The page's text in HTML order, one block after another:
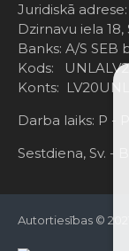
Juridiskā adrese:
Dzirnavu iela
Banks: A/S SEB
Kods:
Konts:
Darba laiks: P -
Sestdiena, Sv. -
Autortiesības ©